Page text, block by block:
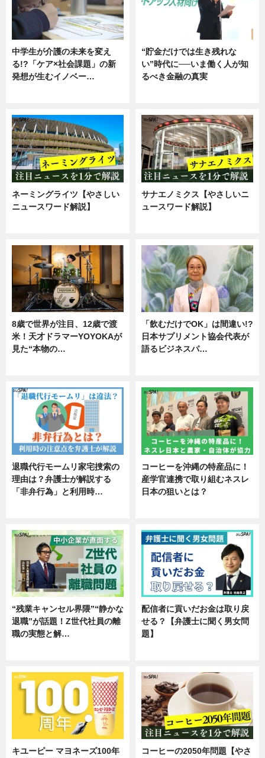
中学生が介護の未来を変え
る!?「ケア×社会課題」の新
発想が生むイノベー…
“貯金だけでは生き残れな
い”時代に──いま働く人が知
るべき金融の真実
ネーミングライツ【やさしい
ニュースワード解説】
サナエノミクス【やさしいニ
ュースワード解説】
8歳で世界が注目、12歳で渡
米！天才ドラマーYOYOKAが
見た“本物の…
「飲むだけでOK」は間違い!?
日本サプリメント協会代表が
語るビジネスパ…
退職代行モームリ家宅捜索の
理由は？弁護士が解説する
「非弁行為」と利用時…
コーヒーを沖縄の特産品に！
産学官連携で取り組むネスレ
日本の狙いとは？
“残業キャンセル界隈”“静かな
退職”が話題！Z世代社員の離
職の実態と解…
配信者に貢いだお金は取り戻
せる？【弁護士に聞く男女問
題】
キユーピー マヨネーズ100年
コーヒーの2050年問題【やさ